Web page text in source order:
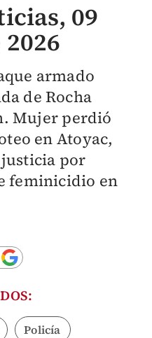
09
armado
de Rocha
Mujer perdió
en Atoyac,
por
feminicidio en
Policía